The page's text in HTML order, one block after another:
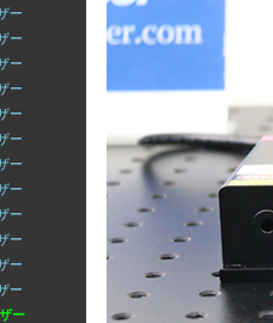
ー
ー
ー
ー
ー
ー
ー
ー
ー
ー
ー
ー
ー